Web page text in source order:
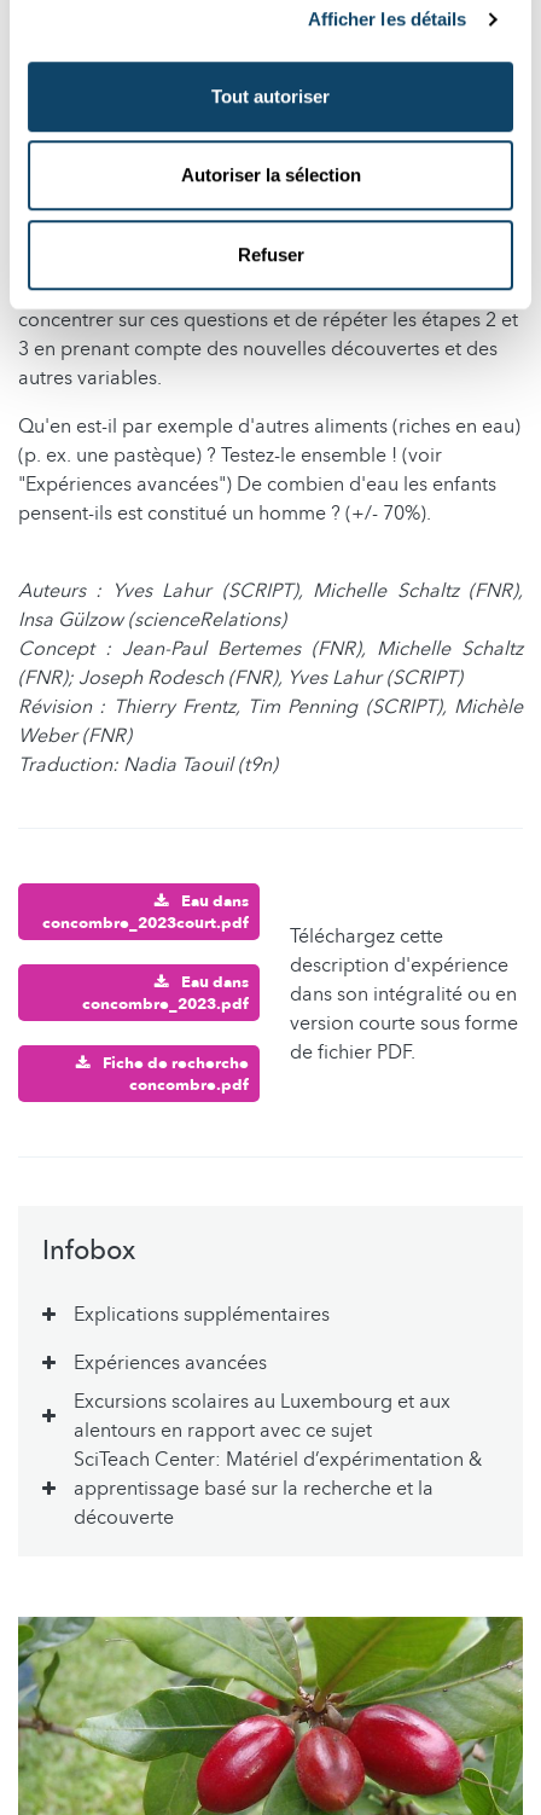
Afficher les détails
Tout autoriser
Autoriser la sélection
Refuser
Idées pour l’enseignement des sciences à l’école
élèves à la méthode scientifique (question - hypothèse-
expérience - observation/conclusion) afin qu’ils
apprennent à l’utiliser de façon autonome. Vous pouvez,
réponse(s) / explication(s) dans des livres, sur internet ou
en questionnant des experts.
Souvent, l’expérience et l’observation (étapes 2 & 3) font
émerger de nouvelles questions. Prenez le temps de vous
concentrer sur ces questions et de répéter les étapes 2 et
3 en prenant compte des nouvelles découvertes et des
autres variables.
Qu'en est-il par exemple d'autres aliments (riches en eau)
(p. ex. une pastèque) ? Testez-le ensemble ! (voir
"Expériences avancées") De combien d'eau les enfants
pensent-ils est constitué un homme ? (+/- 70%).
Auteurs : Yves Lahur (SCRIPT), Michelle Schaltz (FNR),
Insa Gülzow (scienceRelations)
Concept : Jean-Paul Bertemes (FNR), Michelle Schaltz
(FNR); Joseph Rodesch (FNR), Yves Lahur (SCRIPT)
Révision : Thierry Frentz, Tim Penning (SCRIPT), Michèle
Weber (FNR)
Traduction: Nadia Taouil (t9n)
Eau dans
concombre_2023court.pdf
Eau dans
concombre_2023.pdf
Fiche de recherche
concombre.pdf
Téléchargez cette
description d'expérience
dans son intégralité ou en
version courte sous forme
de fichier PDF.
Infobox
Explications supplémentaires
Expériences avancées
Excursions scolaires au Luxembourg et aux
alentours en rapport avec ce sujet
SciTeach Center: Matériel d’expérimentation &
apprentissage basé sur la recherche et la
découverte